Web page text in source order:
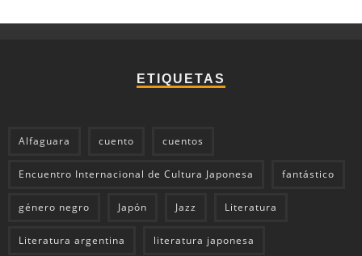
ETIQUETAS
Alfaguara cuento cuentos
Encuentro Internacional de Cultura Japonesa fantástico
género negro Japón Jazz Literatura
Literatura argentina literatura japonesa